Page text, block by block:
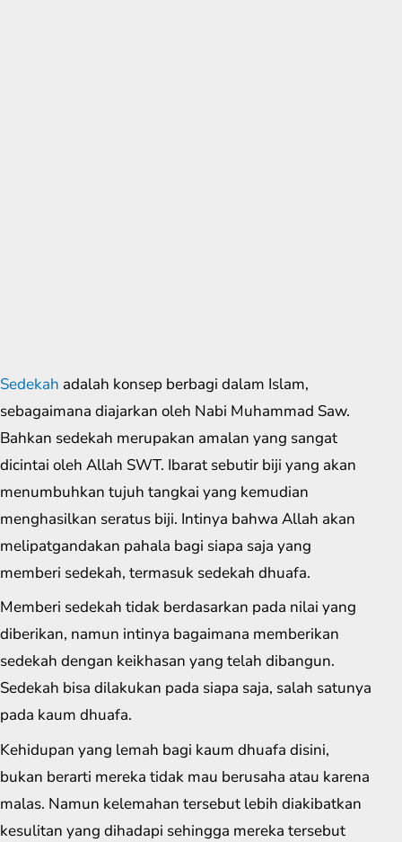
Sedekah adalah konsep berbagi dalam Islam,
sebagaimana diajarkan oleh Nabi Muhammad Saw.
Bahkan sedekah merupakan amalan yang sangat
dicintai oleh Allah SWT. Ibarat sebutir biji yang akan
menumbuhkan tujuh tangkai yang kemudian
menghasilkan seratus biji. Intinya bahwa Allah akan
melipatgandakan pahala bagi siapa saja yang
memberi sedekah, termasuk sedekah dhuafa.
Memberi sedekah tidak berdasarkan pada nilai yang
diberikan, namun intinya bagaimana memberikan
sedekah dengan keikhasan yang telah dibangun.
Sedekah bisa dilakukan pada siapa saja, salah satunya
pada kaum dhuafa.
Kehidupan yang lemah bagi kaum dhuafa disini,
bukan berarti mereka tidak mau berusaha atau karena
malas. Namun kelemahan tersebut lebih diakibatkan
kesulitan yang dihadapi sehingga mereka tersebut